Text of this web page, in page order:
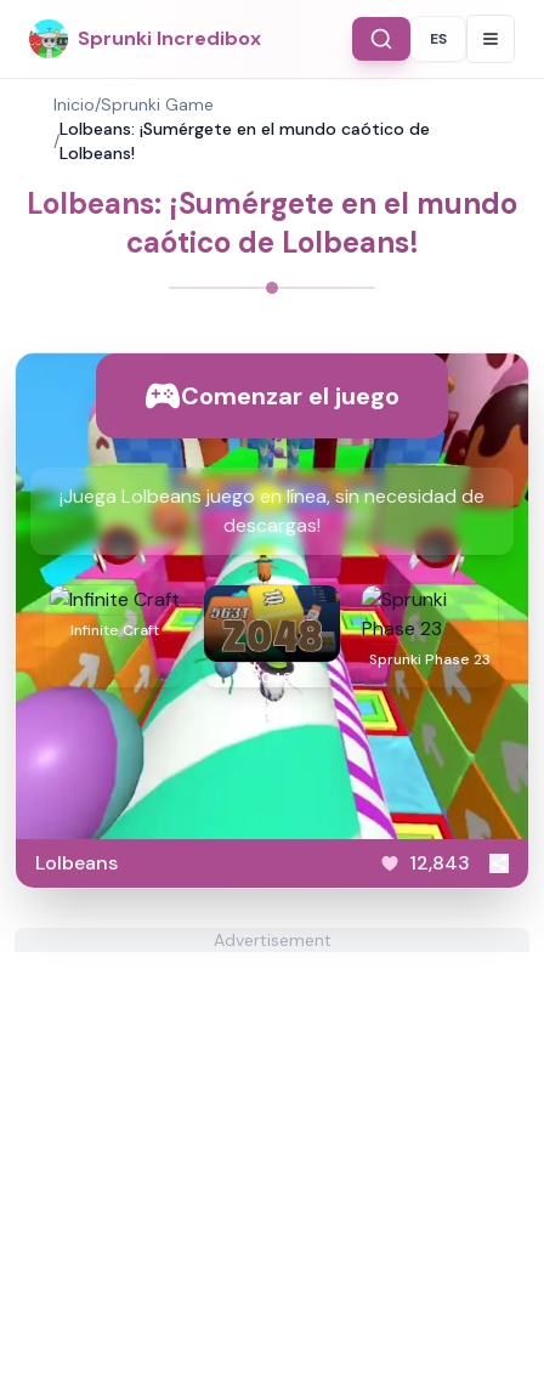
Sprunki Incredibox Select
ES
Inicio/Sprunki Game
/
Lolbeans: ¡Sumérgete en el mundo caótico de
Lolbeans!
Lolbeans: ¡Sumérgete en el mundo
caótico de Lolbeans!
Comenzar el juego
¡Juega Lolbeans juego en línea, sin necesidad de
descargas!
Infinite Craft
2048
Sprunki Phase 23
Lolbeans 12,843
Advertisement